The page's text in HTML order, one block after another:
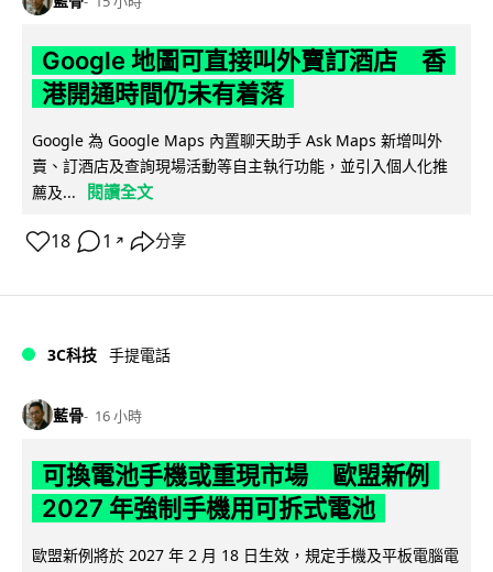
Google 地圖可直接叫外賣訂酒店 香
港開通時間仍未有着落
Google 為 Google Maps 內置聊天助手 Ask Maps 新增叫外
賣、訂酒店及查詢現場活動等自主執行功能，並引入個人化推
薦及...
閱讀全文
18 1 ↗ 分享
3C科技 手提電話
藍骨 16 小時
可換電池手機或重現市場 歐盟新例
2027 年強制手機用可拆式電池
歐盟新例將於 2027 年 2 月 18 日生效，規定手機及平板電腦電